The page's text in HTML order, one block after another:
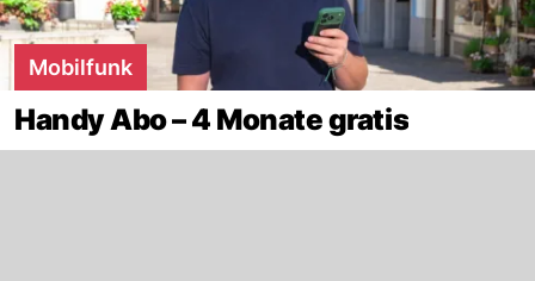
Mobilfunk
Handy Abo – 4 Monate gratis